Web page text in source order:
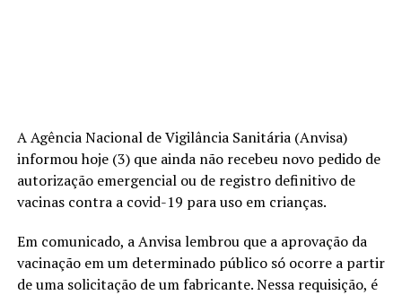
A Agência Nacional de Vigilância Sanitária (Anvisa)
informou hoje (3) que ainda não recebeu novo pedido de
autorização emergencial ou de registro definitivo de
vacinas contra a covid-19 para uso em crianças.
Em comunicado, a Anvisa lembrou que a aprovação da
vacinação em um determinado público só ocorre a partir
de uma solicitação de um fabricante. Nessa requisição, é